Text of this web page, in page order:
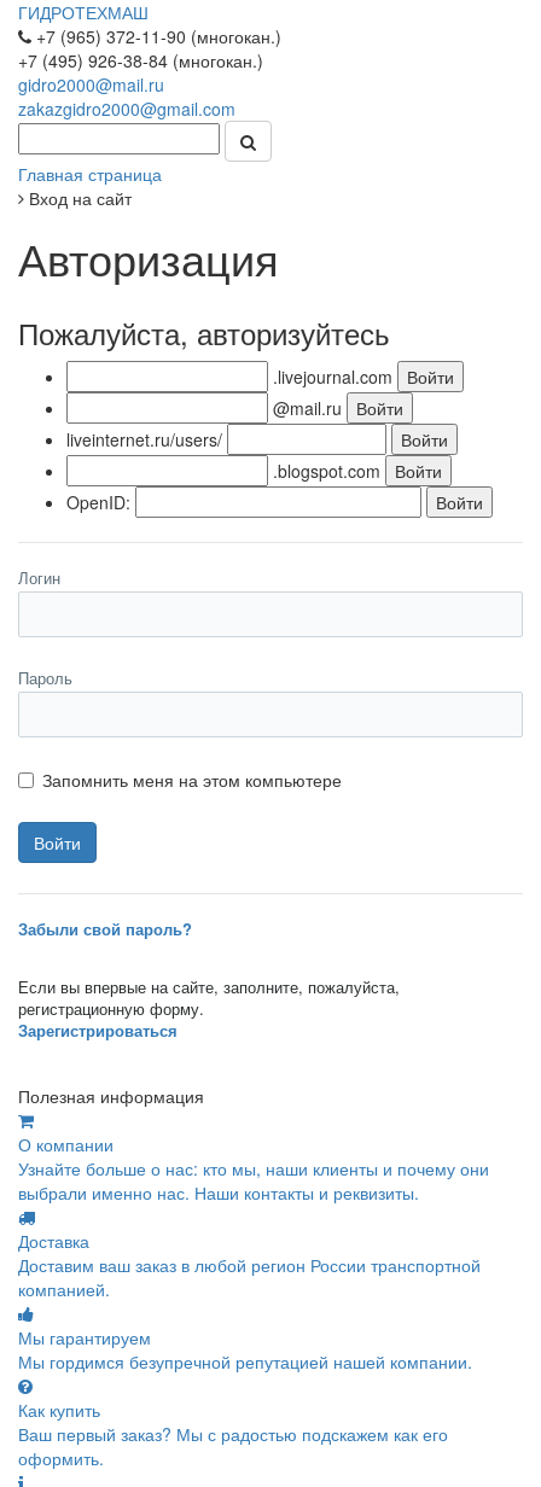
ГИДРОТЕХМАШ
+7 (965) 372-11-90 (многокан.)
+7 (495) 926-38-84 (многокан.)
gidro2000@mail.ru
zakazgidro2000@gmail.com
Главная страница
Вход на сайт
Авторизация
Пожалуйста, авторизуйтесь
.livejournal.com
@mail.ru
liveinternet.ru/users/
.blogspot.com
OpenID:
Логин
Пароль
Запомнить меня на этом компьютере
Забыли свой пароль?
Если вы впервые на сайте, заполните, пожалуйста,
регистрационную форму.
Зарегистрироваться
Полезная информация
О компании
Узнайте больше о нас: кто мы, наши клиенты и почему они
выбрали именно нас. Наши контакты и реквизиты.
Доставка
Доставим ваш заказ в любой регион России транспортной
компанией.
Мы гарантируем
Мы гордимся безупречной репутацией нашей компании.
Как купить
Ваш первый заказ? Мы с радостью подскажем как его
оформить.